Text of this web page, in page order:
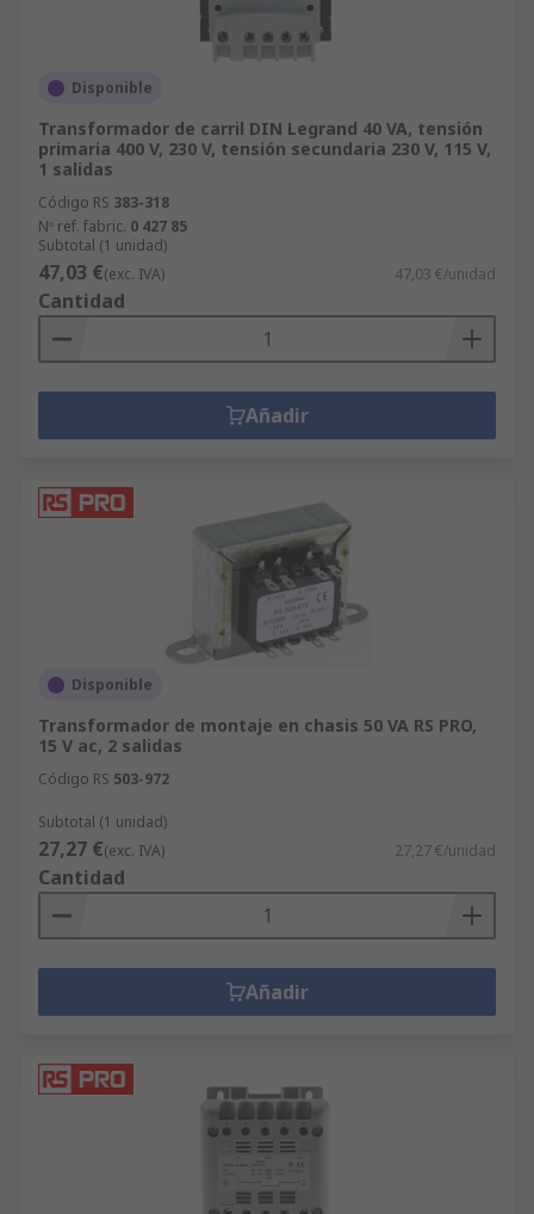
Disponible
Transformador de carril DIN Legrand 40 VA, tensión
primaria 400 V, 230 V, tensión secundaria 230 V, 115 V,
1 salidas
Código RS 383-318
Nº ref. fabric. 0 427 85
Subtotal (1 unidad)
47,03 €(exc. IVA) 47,03 €/unidad
Cantidad
Añadir
Disponible
Transformador de montaje en chasis 50 VA RS PRO,
15 V ac, 2 salidas
Código RS 503-972
Subtotal (1 unidad)
27,27 €(exc. IVA) 27,27 €/unidad
Cantidad
Añadir